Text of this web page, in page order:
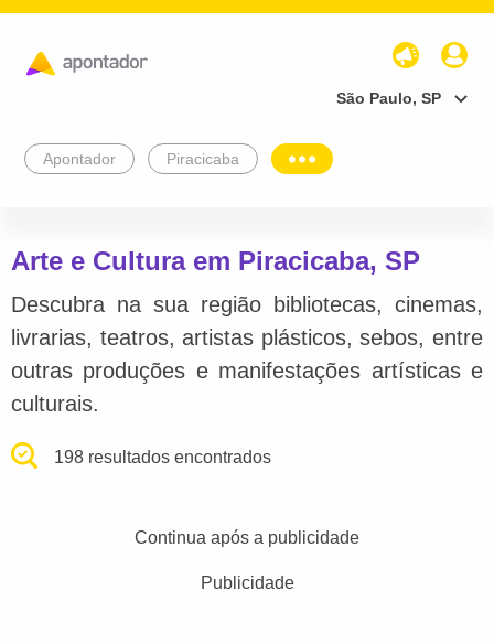
São Paulo, SP
Apontador Piracicaba
Arte e Cultura em Piracicaba, SP
Descubra na sua região bibliotecas, cinemas,
livrarias, teatros, artistas plásticos, sebos, entre
outras produções e manifestações artísticas e
culturais.
198 resultados encontrados
Continua após a publicidade
Publicidade